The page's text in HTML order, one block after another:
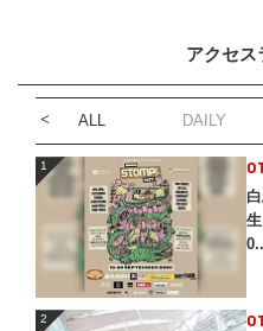
アクセス
ALL DAILY
1
2